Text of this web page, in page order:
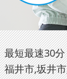
最短最速30
福井市,坂井